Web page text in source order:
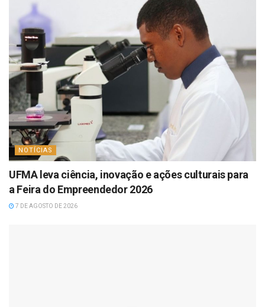
NOTÍCIAS
UFMA leva ciência, inovação e ações culturais para
a Feira do Empreendedor 2026
7 DE AGOSTO DE 2026